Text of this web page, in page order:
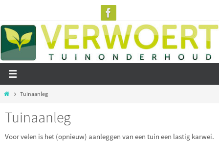
de
inhoud
HomeTuinaanleg
Tuinaanleg
Voor velen is het (opnieuw) aanleggen van een tuin een lastig karwei.